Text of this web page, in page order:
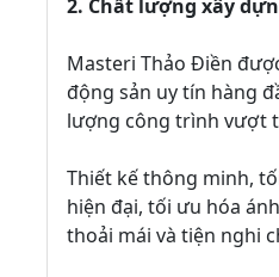
2. Chất lượng xây
Masteri Thảo Điền
động sản uy tín hàng
lượng công trình vượt
Thiết kế thông minh,
hiện đại, tối ưu hóa
thoải mái và tiện nghi